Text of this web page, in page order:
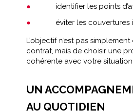
identifier les points
éviter les couvertures
L’objectif n’est pas
contrat, mais de choisir une
cohérente avec votre situation.
UN
AU QUOTIDIEN